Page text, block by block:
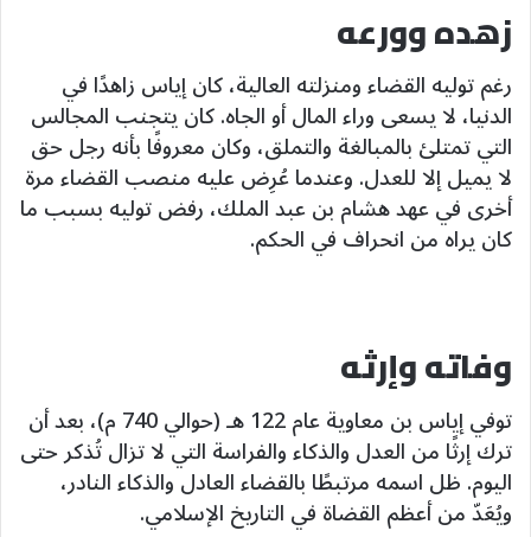
زهده وورعه
رغم توليه القضاء ومنزلته العالية، كان إياس زاهدًا في
الدنيا، لا يسعى وراء المال أو الجاه. كان يتجنب المجالس
التي تمتلئ بالمبالغة والتملق، وكان معروفًا بأنه رجل حق
لا يميل إلا للعدل. وعندما عُرِض عليه منصب القضاء مرة
أخرى في عهد هشام بن عبد الملك، رفض توليه بسبب ما
كان يراه من انحراف في الحكم.
وفاته وإرثه
توفي إياس بن معاوية عام 122 هـ (حوالي 740 م)، بعد أن
ترك إرثًا من العدل والذكاء والفراسة التي لا تزال تُذكر حتى
اليوم. ظل اسمه مرتبطًا بالقضاء العادل والذكاء النادر،
ويُعَدّ من أعظم القضاة في التاريخ الإسلامي.